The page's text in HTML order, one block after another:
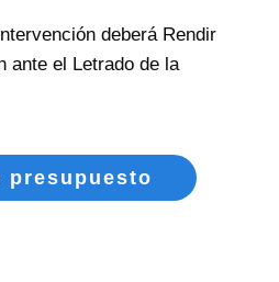
deberá Rendir
ante el Letrado de la
presupuesto